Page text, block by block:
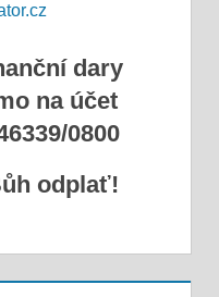
dary
na účet
0800
odplať!